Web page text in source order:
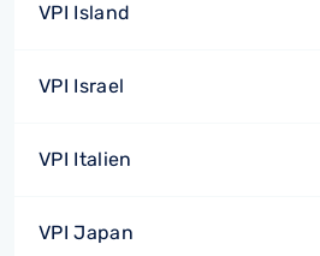
VPI Island
VPI Israel
VPI Italien
VPI Japan